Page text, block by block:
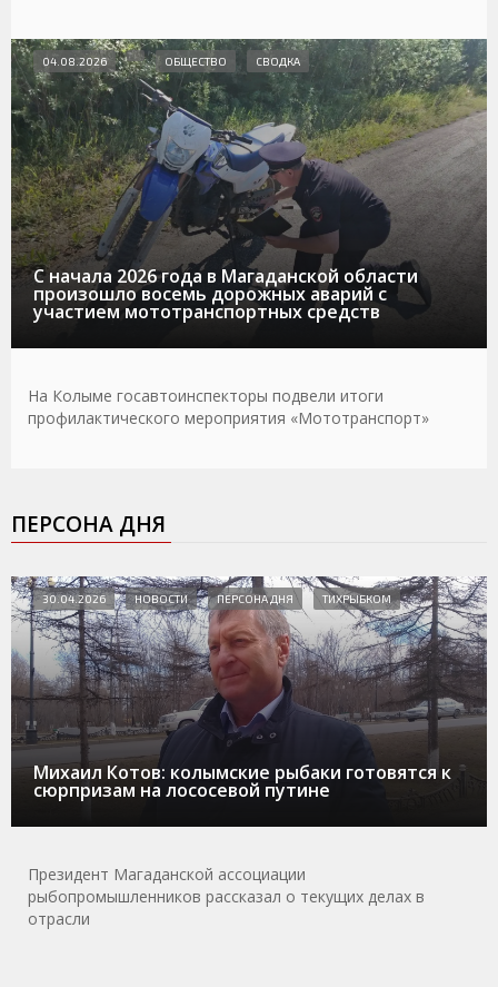
С начала 2026 года в Магаданской области
произошло восемь дорожных аварий с
участием мототранспортных средств
04.08.2026 ОБЩЕСТВО СВОДКА
На Колыме госавтоинспекторы подвели итоги
профилактического мероприятия «Мототранспорт»
ПЕРСОНА ДНЯ
Михаил Котов: колымские рыбаки готовятся к
сюрпризам на лососевой путине
30.04.2026 НОВОСТИ ПЕРСОНА ДНЯ ТИХРЫБКОМ
Президент Магаданской ассоциации
рыбопромышленников рассказал о текущих делах в
отрасли